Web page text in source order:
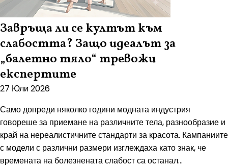
Завръща ли се култът към
слабостта? Защо идеалът за
„балетно тяло“ тревожи
експертите
27 Юли 2026
Само допреди няколко години модната индустрия
говореше за приемане на различните тела, разнообразие и
край на нереалистичните стандарти за красота. Кампаниите
с модели с различни размери изглеждаха като знак, че
времената на болезнената слабост са останал...